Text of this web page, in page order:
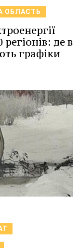
ОБЛАСТЬ
де в
графіки